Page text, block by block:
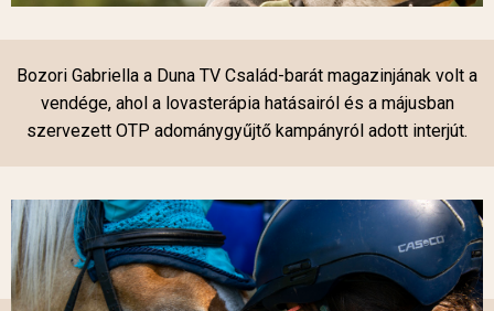
Bozori Gabriella a Duna TV Család-barát magazinjának volt a
vendége, ahol a lovasterápia hatásairól és a májusban
szervezett OTP adománygyűjtő kampányról adott interjút.